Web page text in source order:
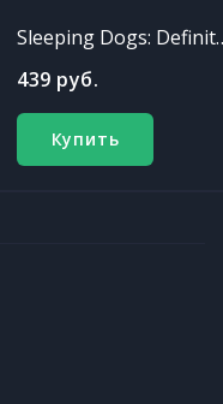
Sleeping
439 руб.
Купить